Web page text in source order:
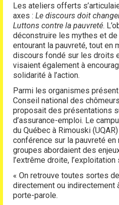
Les ateliers offerts
axes : Le discours doit
Luttons contre la pauvreté.
déconstruire les mythes et
entourant la pauvreté, tout en
discours fondé sur les droits
visaient également à
solidarité à l’action.
Parmi les organismes
Conseil national des
proposait des présentations
d’assurance-emploi. Le
du Québec à Rimouski
conférence sur la pauvreté en
groupes abordaient des
l’extrême droite,
« On retrouve toutes sortes
directement ou indirectement
porte-parole.